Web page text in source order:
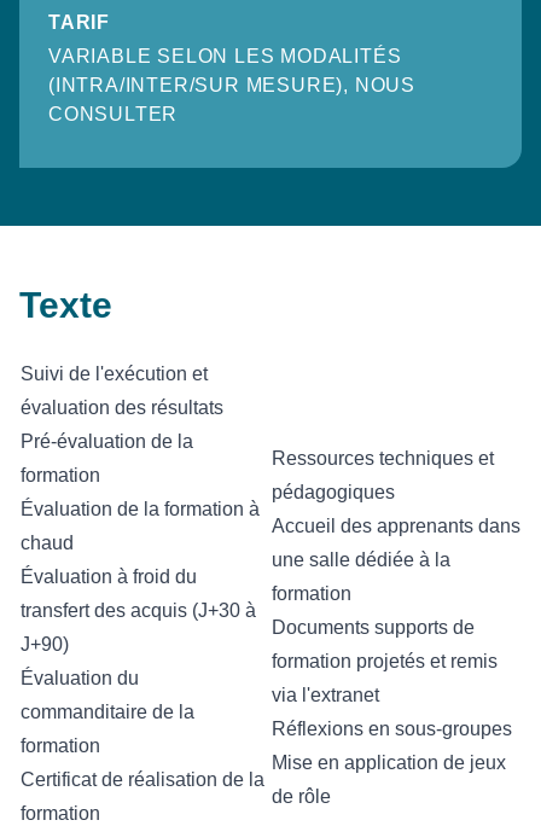
TARIF
VARIABLE SELON LES MODALITÉS
(INTRA/INTER/SUR MESURE), NOUS
CONSULTER
Texte
Suivi de l'exécution et
évaluation des résultats
Pré-évaluation de la
formation
Évaluation de la formation à
chaud
Évaluation à froid du
transfert des acquis (J+30 à
J+90)
Évaluation du
commanditaire de la
formation
Certificat de réalisation de la
formation
Ressources techniques et
pédagogiques
Accueil des apprenants dans
une salle dédiée à la
formation
Documents supports de
formation projetés et remis
via l'extranet
Réflexions en sous-groupes
Mise en application de jeux
de rôle